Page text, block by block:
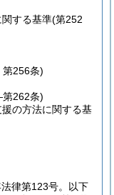
する基準(第252
256条)
262条)
の方法に関する基
律第123号。以下